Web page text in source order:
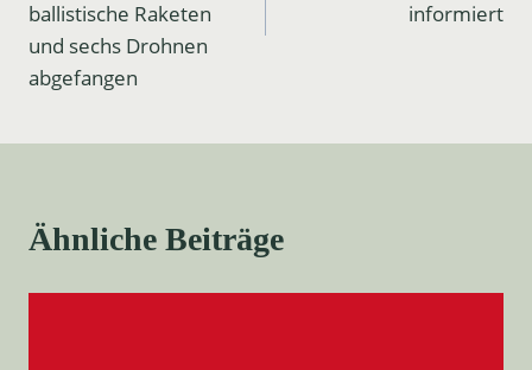
ballistische Raketen
und sechs Drohnen
abgefangen
informiert
Ähnliche Beiträge